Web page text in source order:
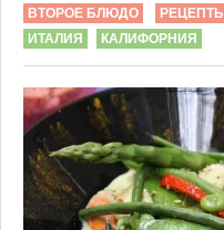
ВТОРОЕ БЛЮДО РЕЦЕПТЫ
ИТАЛИЯ
КАЛИФОРНИЯ